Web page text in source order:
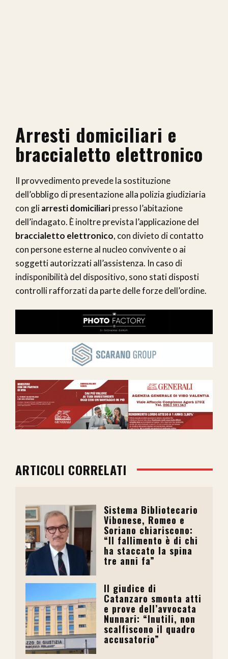
Arresti domiciliari e
braccialetto elettronico
Il provvedimento prevede la sostituzione
dell’obbligo di presentazione alla polizia giudiziaria
con gliarresti domiciliaripresso l’abitazione
dell’indagato. È inoltre prevista l’applicazione del
braccialetto elettronico, con divieto di contatto
con persone esterne al nucleo convivente o ai
soggetti autorizzati all’assistenza. In caso di
indisponibilità del dispositivo, sono stati disposti
controlli rafforzati da parte delle forze dell’ordine.
ARTICOLI CORRELATI
Sistema Bibliotecario
Vibonese, Romeo e
Soriano chiariscono:
“Il fallimento è di chi
ha staccato la spina
tre anni fa”
Il giudice di
Catanzaro smonta atti
e prove dell’avvocata
Nunnari: “Inutili, non
scalfiscono il quadro
accusatorio”